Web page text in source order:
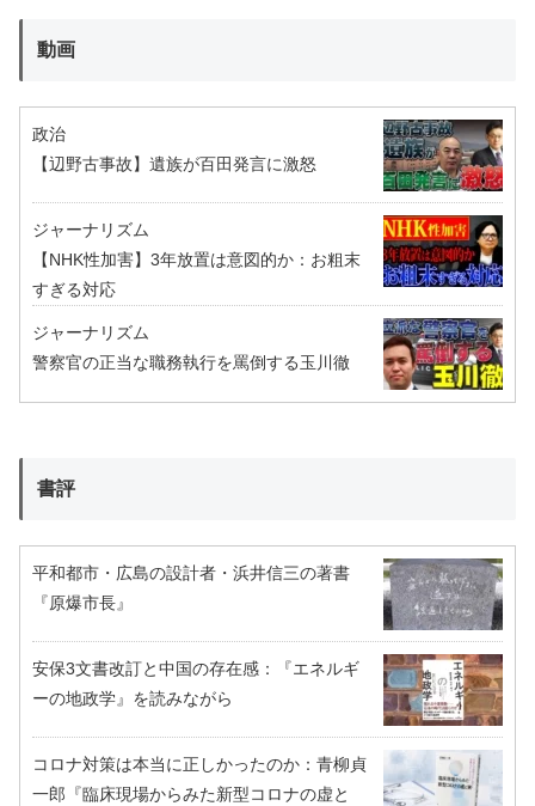
動画
政治
【辺野古事故】遺族が百田発言に激怒
ジャーナリズム
【NHK性加害】3年放置は意図的か：お粗末
すぎる対応
ジャーナリズム
警察官の正当な職務執行を罵倒する玉川徹
書評
平和都市・広島の設計者・浜井信三の著書
『原爆市長』
安保3文書改訂と中国の存在感：『エネルギ
ーの地政学』を読みながら
コロナ対策は本当に正しかったのか：青柳貞
一郎『臨床現場からみた新型コロナの虚と